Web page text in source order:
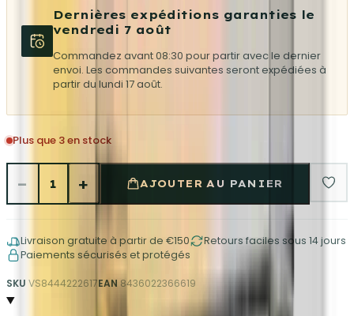
Dernières expéditions garanties le
vendredi 7 août
Commandez avant 08:30 pour partir avec le dernier
envoi. Les commandes suivantes seront expédiées à
partir du lundi 17 août.
Plus que 3 en stock
− 1 + AJOUTER AU PANIER
Livraison gratuite à partir de €150
Retours faciles sous 14 jours
Paiements sécurisés et protégés
SKU VS8444222617EAN 8436022366619